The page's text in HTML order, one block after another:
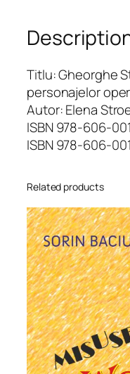
D
c
ț
i
o
n
u
l
p
e
r
s
o
n
a
j
e
Titlu: Gheorghe
personajelor
Autor: Elena
ISBN 978-606-
ISBN 978-606-
Related products